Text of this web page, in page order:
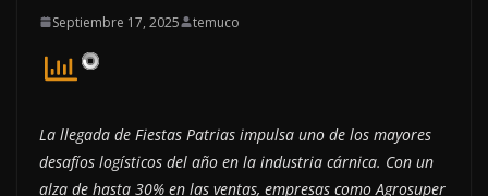
Septiembre 17, 2025 temuco
La llegada de Fiestas Patrias impulsa uno de los mayores
desafíos logísticos del año en la industria cárnica. Con un
alza de hasta 30% en las ventas, empresas como Agrosuper